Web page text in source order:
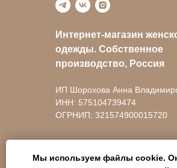
Интернет-магазин
одежды. Собственное
производство, Россия
ИП Шорохова Анна
ИНН: 575104739474
ОГРНИП: 321574900015720
Мы используем файлы cookie.